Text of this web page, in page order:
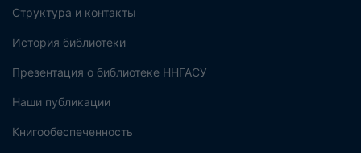
Структура и контакты
История библиотеки
Презентация о библиотеке ННГАСУ
Наши публикации
Книгообеспеченность